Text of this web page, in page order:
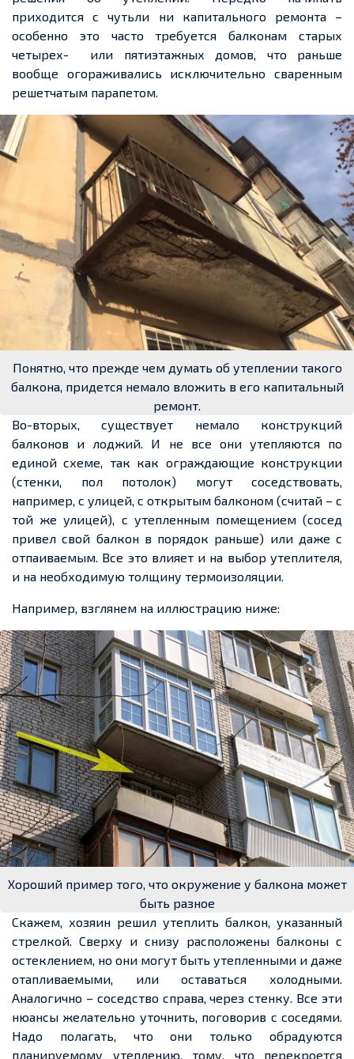
приходится с чутьли ни капитального ремонта –
особенно это часто требуется балконам старых
четырех- или пятиэтажных домов, что раньше
вообще огораживались исключительно сваренным
решетчатым парапетом.
Понятно, что прежде чем думать об утеплении такого
балкона, придется немало вложить в его капитальный
ремонт.
Во-вторых, существует немало конструкций
балконов и лоджий. И не все они утепляются по
единой схеме, так как ограждающие конструкции
(стенки, пол потолок) могут соседствовать,
например, с улицей, с открытым балконом (считай – с
той же улицей), с утепленным помещением (сосед
привел свой балкон в порядок раньше) или даже с
отпаиваемым. Все это влияет и на выбор утеплителя,
и на необходимую толщину термоизоляции.
Например, взглянем на иллюстрацию ниже:
Хороший пример того, что окружение у балкона может
быть разное
Скажем, хозяин решил утеплить балкон, указанный
стрелкой. Сверху и снизу расположены балконы с
остеклением, но они могут быть утепленными и даже
отапливаемыми, или оставаться холодными.
Аналогично – соседство справа, через стенку. Все эти
нюансы желательно уточнить, поговорив с соседями.
Надо полагать, что они только обрадуются
планируемому утеплению, тому, что перекроется